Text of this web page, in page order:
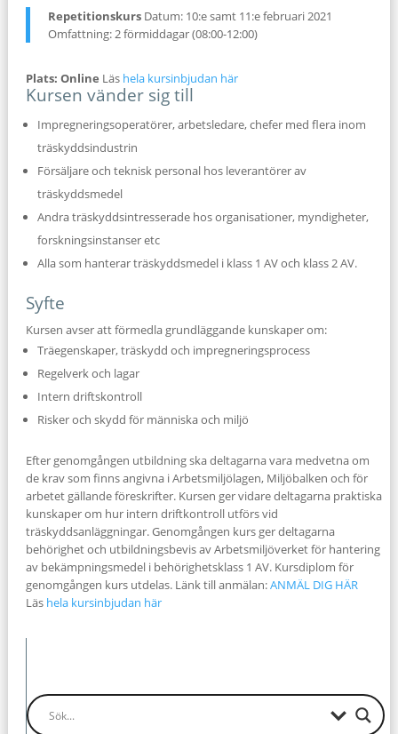
RepetitionskursDatum: 10:e samt 11:e februari 2021
Omfattning: 2 förmiddagar (08:00-12:00)
Plats: Online Läs hela kursinbjudan här
Kursen vänder sig till
Impregneringsoperatörer, arbetsledare, chefer med flera inom
träskyddsindustrin
Försäljare och teknisk personal hos leverantörer av
träskyddsmedel
Andra träskyddsintresserade hos organisationer, myndigheter,
forskningsinstanser etc
Alla som hanterar träskyddsmedel i klass 1 AV och klass 2 AV.
Syfte
Kursen avser att förmedla grundläggande kunskaper om:
Träegenskaper, träskydd och impregneringsprocess
Regelverk och lagar
Intern driftskontroll
Risker och skydd för människa och miljö
Efter genomgången utbildning ska deltagarna vara medvetna om
de krav som finns angivna i Arbetsmiljölagen, Miljöbalken och för
arbetet gällande föreskrifter. Kursen ger vidare deltagarna praktiska
kunskaper om hur intern driftkontroll utförs vid
träskyddsanläggningar. Genomgången kurs ger deltagarna
behörighet och utbildningsbevis av Arbetsmiljöverket för hantering
av bekämpningsmedel i behörighetsklass 1 AV. Kursdiplom för
genomgången kurs utdelas. Länk till anmälan:ANMÄL DIG HÄR
Läs hela kursinbjudan här